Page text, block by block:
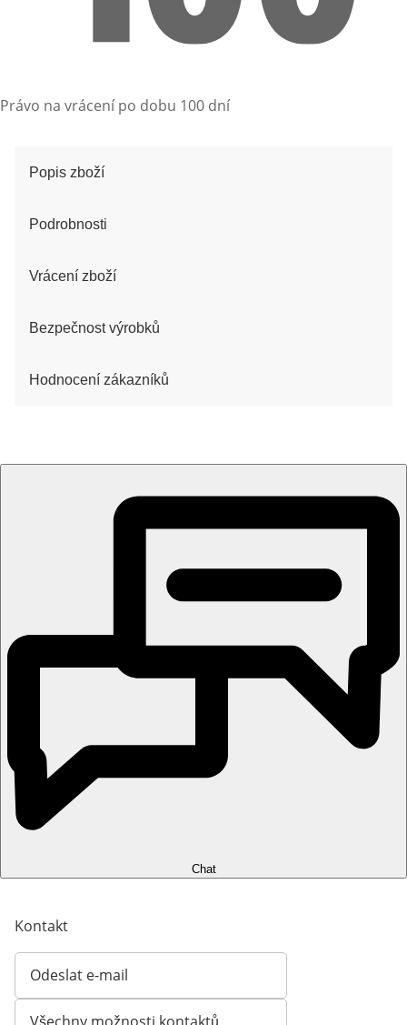
Právo na vrácení po dobu 100 dní
Popis zboží
Podrobnosti
Vrácení zboží
Bezpečnost výrobků
Hodnocení zákazníků
Chat
Kontakt
Odeslat e-mail
Otevírá e-mailového klienta